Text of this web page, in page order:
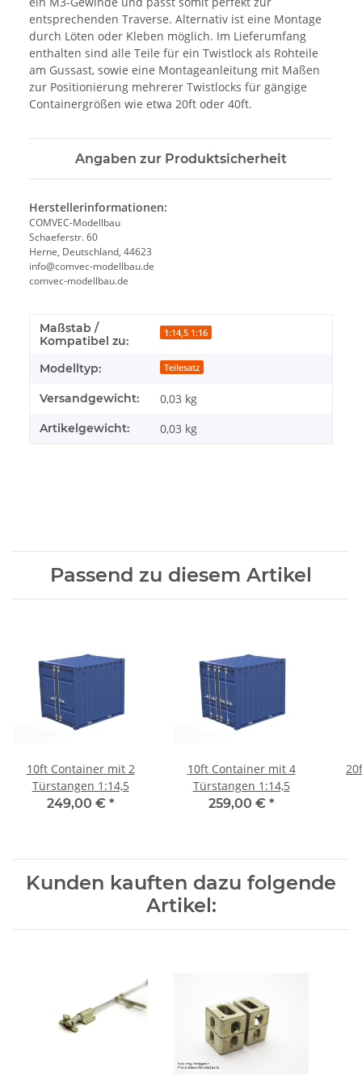
entsprechenden Traverse. Alternativ ist eine Montage
durch Löten oder Kleben möglich. Im Lieferumfang
enthalten sind alle Teile für ein Twistlock als Rohteile
am Gussast, sowie eine Montageanleitung mit Maßen
zur Positionierung mehrerer Twistlocks für gängige
Containergrößen wie etwa 20ft oder 40ft.
Angaben zur Produktsicherheit
Herstellerinformationen:
COMVEC-Modellbau
Schaeferstr. 60
Herne, Deutschland, 44623
info@comvec-modellbau.de
comvec-modellbau.de
Maßstab /
Kompatibel zu:
1:14,5 1:16
Modelltyp: Teilesatz
Versandgewicht: 0,03 kg
Artikelgewicht: 0,03 kg
Passend zu diesem Artikel
10ft Container mit 2
Türstangen 1:14,5
249,00 € *
10ft Container mit 4
Türstangen 1:14,5
259,00 € *
Kunden kauften dazu folgende
Artikel: